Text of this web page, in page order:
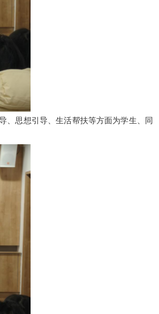
、思想引导、生活帮扶等方面为学生、同